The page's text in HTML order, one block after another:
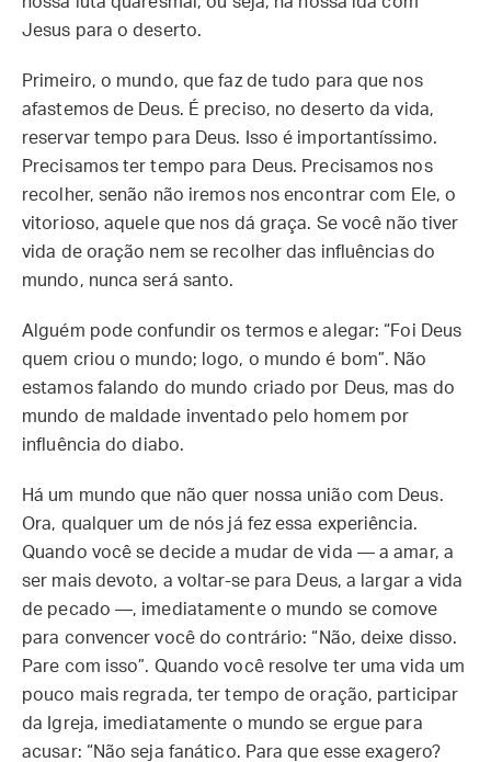
Jesus para o deserto.
Primeiro, o mundo, que faz de tudo para que nos
afastemos de Deus. É preciso, no deserto da vida,
reservar tempo para Deus. Isso é importantíssimo.
Precisamos ter tempo para Deus. Precisamos nos
recolher, senão não iremos nos encontrar com Ele, o
vitorioso, aquele que nos dá graça. Se você não tiver
vida de oração nem se recolher das influências do
mundo, nunca será santo.
Alguém pode confundir os termos e alegar: “Foi Deus
quem criou o mundo; logo, o mundo é bom”. Não
estamos falando do mundo criado por Deus, mas do
mundo de maldade inventado pelo homem por
influência do diabo.
Há um mundo que não quer nossa união com Deus.
Ora, qualquer um de nós já fez essa experiência.
Quando você se decide a mudar de vida — a amar, a
ser mais devoto, a voltar-se para Deus, a largar a vida
de pecado —, imediatamente o mundo se comove
para convencer você do contrário: “Não, deixe disso.
Pare com isso”. Quando você resolve ter uma vida um
pouco mais regrada, ter tempo de oração, participar
da Igreja, imediatamente o mundo se ergue para
acusar: “Não seja fanático. Para que esse exagero?